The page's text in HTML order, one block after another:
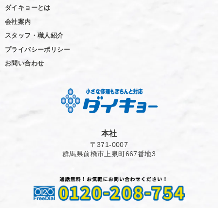
ダイキョーとは
会社案内
スタッフ・職人紹介
プライバシーポリシー
お問い合わせ
本社
〒371-0007
群馬県前橋市上泉町667番地3